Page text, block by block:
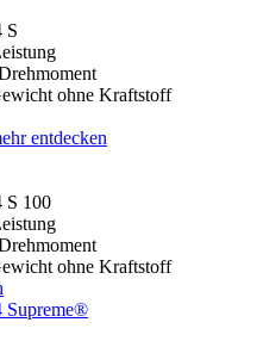
S
ohne Kraftstoff
entdecken
S 100
ohne Kraftstoff
Supreme®